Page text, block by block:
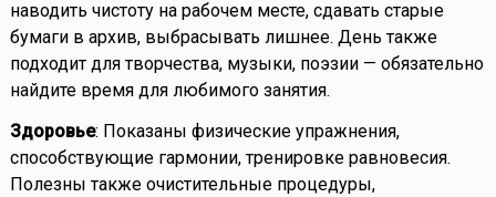
наводить чистоту на рабочем месте, сдавать старые
бумаги в архив, выбрасывать лишнее. День также
подходит для творчества, музыки, поэзии — обязательно
найдите время для любимого занятия.
Здоровье: Показаны физические упражнения,
способствующие гармонии, тренировке равновесия.
Полезны также очистительные процедуры,